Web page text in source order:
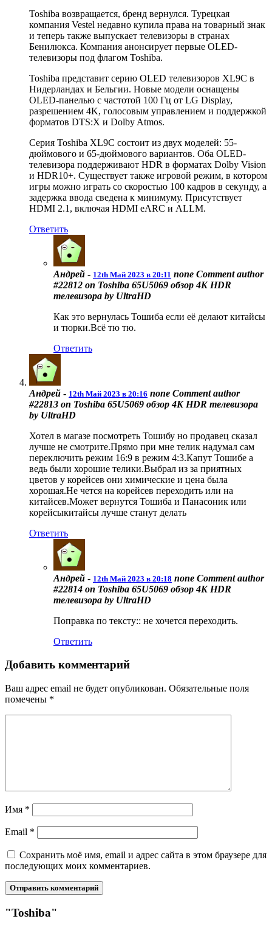
Toshiba возвращается, бренд вернулся. Турецкая
компания Vestel недавно купила права на товарный знак
и теперь также выпускает телевизоры в странах
Бенилюкса. Компания анонсирует первые OLED-
телевизоры под флагом Toshiba.
Toshiba представит серию OLED телевизоров XL9C в
Нидерландах и Бельгии. Новые модели оснащены
OLED-панелью с частотой 100 Гц от LG Display,
разрешением 4K, голосовым управлением и поддержкой
форматов DTS:X и Dolby Atmos.
Серия Toshiba XL9C состоит из двух моделей: 55-
дюймового и 65-дюймового вариантов. Оба OLED-
телевизора поддерживают HDR в форматах Dolby Vision
и HDR10+. Существует также игровой режим, в котором
игры можно играть со скоростью 100 кадров в секунду, а
задержка ввода сведена к минимуму. Присутствует
HDMI 2.1, включая HDMI eARC и ALLM.
Ответить
Андрей - 12th Май 2023 в 20:11 none Comment author
#22812 on Toshiba 65U5069 обзор 4K HDR
телевизора by UltraHD
Как это вернулась Тошиба если её делают китайсы
и тюрки.Всё тю тю.
Ответить
Андрей - 12th Май 2023 в 20:16 none Comment author
#22813 on Toshiba 65U5069 обзор 4K HDR телевизора
by UltraHD
Хотел в магазе посмотреть Тошибу но продавец сказал
лучше не смотрите.Прямо при мне телик надумал сам
переключить режим 16:9 в режим 4:3.Капут Тошибе а
ведь были хорошие телики.Выбрал из за приятных
цветов у корейсев они химические и цена была
хорошая.Не чется на корейсев переходить или на
китайсев.Может вернутся Тошиба и Панасоник или
корейсыкитайсы лучше станут делать
Ответить
Андрей - 12th Май 2023 в 20:18 none Comment author
#22814 on Toshiba 65U5069 обзор 4K HDR
телевизора by UltraHD
Поправка по тексту:: не хочется переходить.
Ответить
Добавить комментарий
Ваш адрес email не будет опубликован. Обязательные поля
помечены *
Имя *
Email *
Сохранить моё имя, email и адрес сайта в этом браузере для
последующих моих комментариев.
"Toshiba"